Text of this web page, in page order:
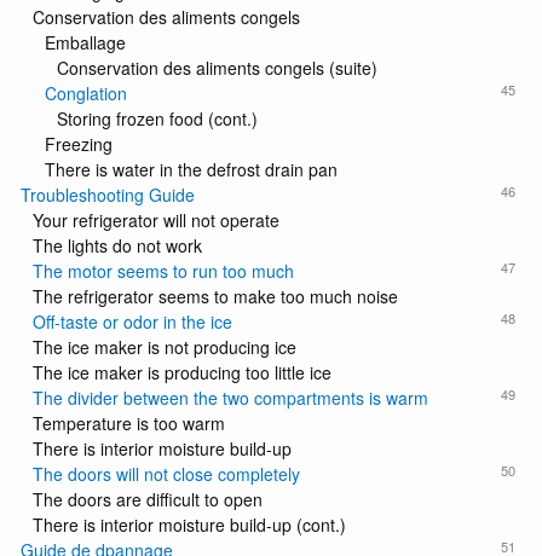
Conservation des aliments congels
Emballage
Conservation des aliments congels (suite)
45
Conglation
Storing frozen food (cont.)
Freezing
There is water in the defrost drain pan
46
Troubleshooting Guide
Your refrigerator will not operate
The lights do not work
47
The motor seems to run too much
The refrigerator seems to make too much noise
48
Off-taste or odor in the ice
The ice maker is not producing ice
The ice maker is producing too little ice
49
The divider between the two compartments is warm
Temperature is too warm
There is interior moisture build-up
50
The doors will not close completely
The doors are difficult to open
There is interior moisture build-up (cont.)
51
Guide de dpannage